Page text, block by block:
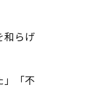
和らげ
」「不